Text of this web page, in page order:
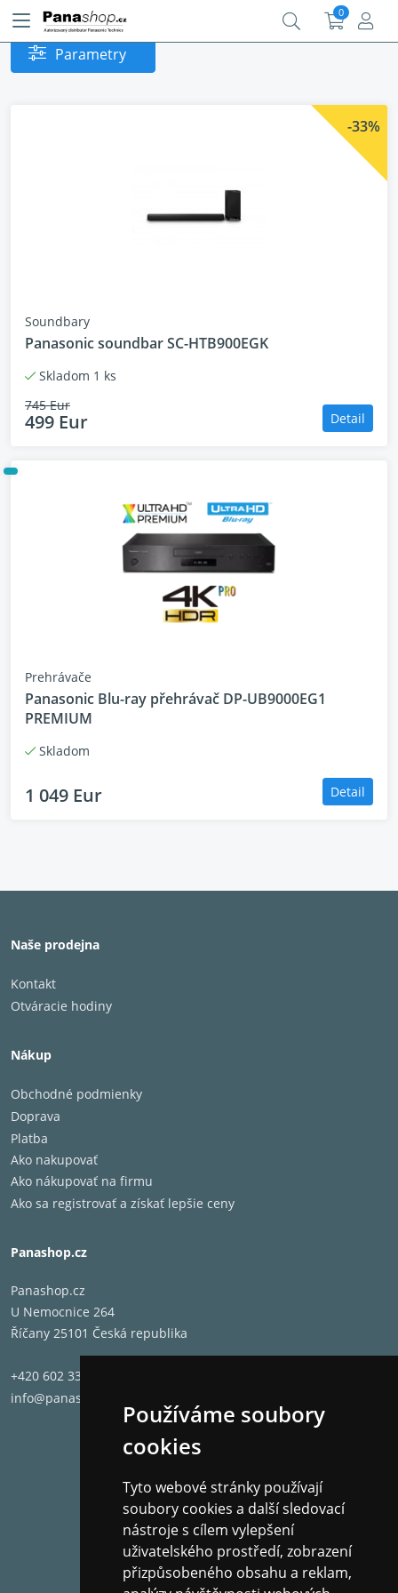
Používáme soubory
cookies
Tyto webové stránky používají
soubory cookies a další sledovací
nástroje s cílem vylepšení
uživatelského prostředí, zobrazení
přizpůsobeného obsahu a reklam,
0
Parametry
-33%
Soundbary
Panasonic soundbar SC-HTB900EGK
Skladom 1 ks
745 Eur
499 Eur Detail
Prehrávače
Panasonic Blu-ray přehrávač DP-UB9000EG1
PREMIUM
Skladom
1 049 Eur Detail
Naše prodejna
Kontakt
Otváracie hodiny
Nákup
Obchodné podmienky
Doprava
Platba
Ako nakupovať
Ako nákupovať na firmu
Ako sa registrovať a získať lepšie ceny
Panashop.cz
Panashop.cz
U Nemocnice 264
Říčany 25101 Česká republika
+420 602 331 662
info@panashop.cz